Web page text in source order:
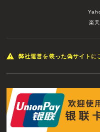
楽
弊社運営を装った偽サイトに